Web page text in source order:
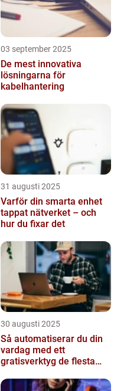
03 september 2025
De mest innovativa
lösningarna för
kabelhantering
31 augusti 2025
Varför din smarta enhet
tappat nätverket – och
hur du fixar det
30 augusti 2025
Så automatiserar du din
vardag med ett
gratisverktyg de flesta